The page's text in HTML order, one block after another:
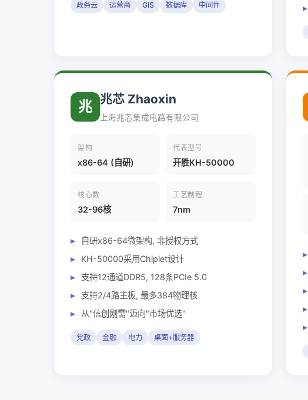
政务云 运营商 GIS 数据库 中间件
兆 兆芯 Zhaoxin
上海兆芯集成电路有限公司
架构
x86-64 (自研)
代表型号
开胜KH-50000
核心数
32-96核
工艺制程
7nm
自研x86-64微架构, 非授权方式
KH-50000采用Chiplet设计
支持12通道DDR5, 128条PCIe 5.0
支持2/4路主板, 最多384物理核
从"信创刚需"迈向"市场优选"
党政 金融 电力 桌面+服务器